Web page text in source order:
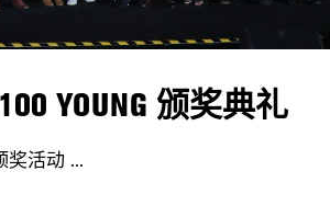
YOUNG 颁奖典礼
奖活动